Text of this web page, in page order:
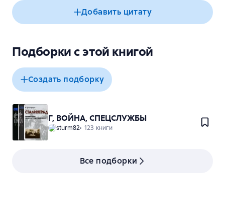
Добавить цитату
Подборки с этой книгой
Создать подборку
Г, ВОЙНА, СПЕЦСЛУЖБЫ
sturm82 123 книги
Все подборки